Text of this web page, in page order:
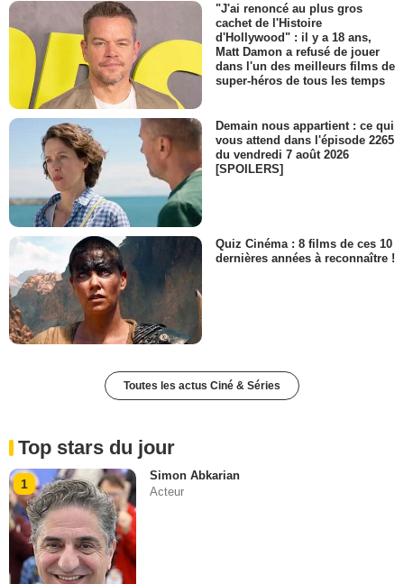
"J'ai renoncé au plus gros
cachet de l'Histoire
d'Hollywood" : il y a 18 ans,
Matt Damon a refusé de jouer
dans l'un des meilleurs films de
super-héros de tous les temps
Demain nous appartient : ce qui
vous attend dans l'épisode 2265
du vendredi 7 août 2026
[SPOILERS]
Quiz Cinéma : 8 films de ces 10
dernières années à reconnaître !
Toutes les actus Ciné & Séries
Top stars du jour
1
Simon Abkarian
Acteur